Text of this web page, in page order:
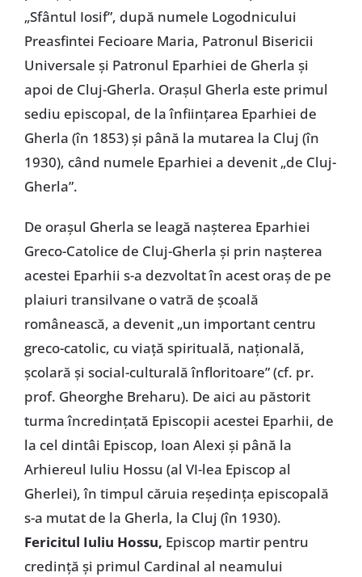
„Sfântul Iosif”, după numele Logodnicului
Preasfintei Fecioare Maria, Patronul Bisericii
Universale și Patronul Eparhiei de Gherla și
apoi de Cluj-Gherla. Orașul Gherla este primul
sediu episcopal, de la înființarea Eparhiei de
Gherla (în 1853) și până la mutarea la Cluj (în
1930), când numele Eparhiei a devenit „de Cluj-
Gherla”.
De orașul Gherla se leagă nașterea Eparhiei
Greco-Catolice de Cluj-Gherla și prin nașterea
acestei Eparhii s-a dezvoltat în acest oraș de pe
plaiuri transilvane o vatră de școală
românească, a devenit „un important centru
greco-catolic, cu viață spirituală, națională,
școlară și social-culturală înfloritoare” (cf. pr.
prof. Gheorghe Breharu). De aici au păstorit
turma încredințată Episcopii acestei Eparhii, de
la cel dintâi Episcop, Ioan Alexi și până la
Arhiereul Iuliu Hossu (al VI-lea Episcop al
Gherlei), în timpul căruia reședința episcopală
s-a mutat de la Gherla, la Cluj (în 1930).
Fericitul Iuliu Hossu, Episcop martir pentru
credință și primul Cardinal al neamului